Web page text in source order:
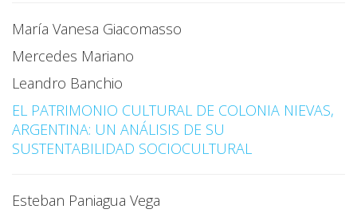
María Vanesa Giacomasso
Mercedes Mariano
Leandro Banchio
EL PATRIMONIO CULTURAL DE COLONIA NIEVAS,
ARGENTINA: UN ANÁLISIS DE SU
SUSTENTABILIDAD SOCIOCULTURAL
Esteban Paniagua Vega